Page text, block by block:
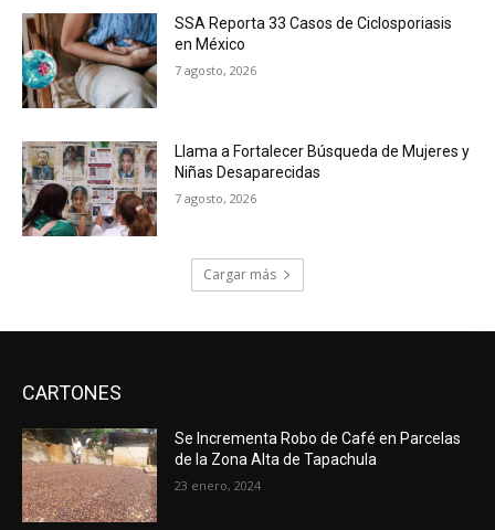
SSA Reporta 33 Casos de Ciclosporiasis
en México
7 agosto, 2026
Llama a Fortalecer Búsqueda de Mujeres y
Niñas Desaparecidas
7 agosto, 2026
Cargar más
CARTONES
Se Incrementa Robo de Café en Parcelas
de la Zona Alta de Tapachula
23 enero, 2024